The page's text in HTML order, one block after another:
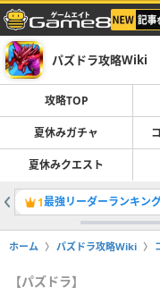
パズドラ攻略Wiki
攻略TOP
夏休みガチャ
夏休みクエスト
1最強リーダーランキン
ホーム パズドラ攻略Wiki
【パズドラ】